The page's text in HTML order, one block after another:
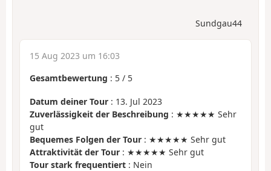
Sundgau44
15 Aug 2023 um 16:03
Gesamtbewertung : 5 / 5
Datum deiner Tour : 13. Jul 2023
Zuverlässigkeit der Beschreibung : ★★★★★ Sehr
gut
Bequemes Folgen der Tour : ★★★★★ Sehr gut
Attraktivität der Tour : ★★★★★ Sehr gut
Tour stark frequentiert : Nein